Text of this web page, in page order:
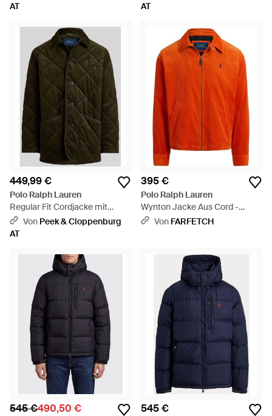
AT
AT
449,99 €
Polo Ralph Lauren
Regular Fit Cordjacke mit
Umlegekragen - Grün
Von Peek & Cloppenburg
AT
395 €
Polo Ralph Lauren
Wynton Jacke Aus Cord -
Orange
Von FARFETCH
545 €490,50 € 545 €